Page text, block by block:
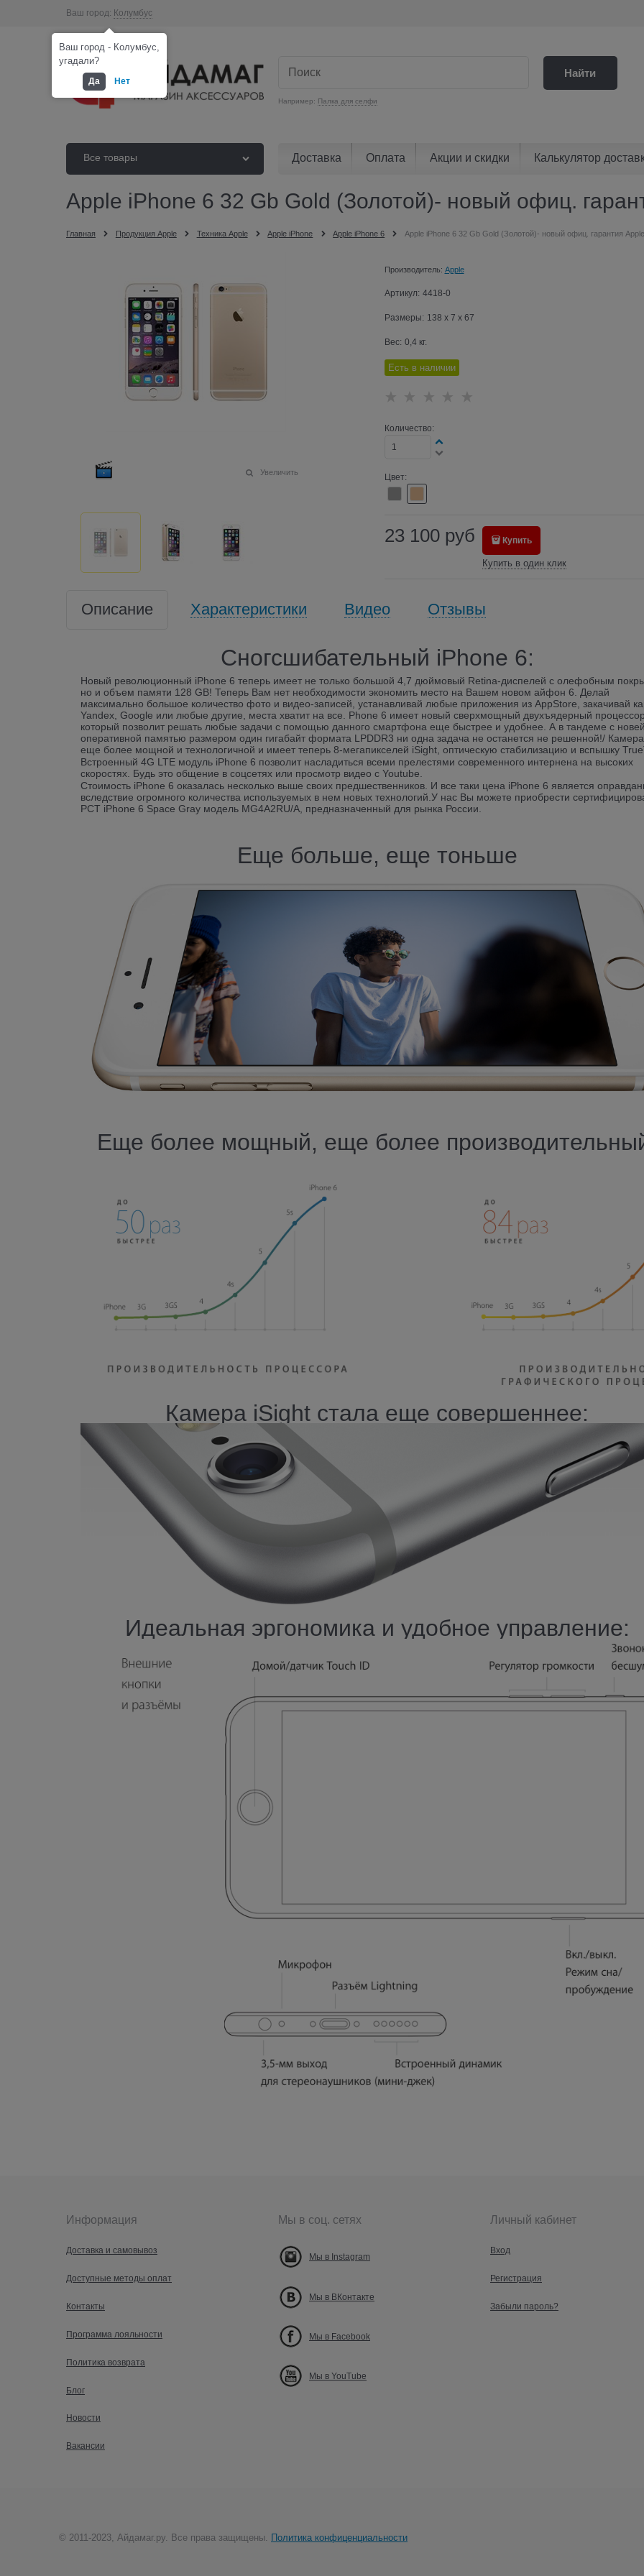
Ваш город: Колумбус
Например: Палка для селфи
Найти
Все товары Доставка Оплата Акции и скидки Калькулятор
Apple iPhone 6 32 Gb Gold (Золотой)- новый офиц.
Главная Продукция Apple Техника Apple Apple iPhone Apple iPhone 6 Apple iPhone 6 32 Gb Gold (Золотой)- новый офиц. гарантия Apple
Увеличить
Производитель: Apple
Артикул: 4418-0
Размеры: 138 x 7 x 67
Вес: 0,4кг.
Есть в наличии
Количество:
Цвет:
23 100 руб Купить
Купить в один клик
Описание Характеристики Видео Отзывы
Сногсшибательный iPhone 6:
Новый революционный iPhone 6 теперь имеет не только большой 4,7 дюймовый Retina-диспелей с олефобным
но и объем памяти 128 GB! Теперь Вам нет необходимости экономить место на Вашем новом айфон 6. Делай
максимально большое количество фото и видео-записей, устанавливай любые приложения из AppStore, закачивай
Yandex, Google или любые другие, места хватит на все. Phone 6 имеет новый сверхмощный двухъядерный
который позволит решать любые задачи с помощью данного смартфона еще быстрее и удобнее. А в тандеме с
оперативной памятью размером один гигабайт формата LPDDR3 ни одна задача не останется не решенной!/
еще более мощной и технологичной и имеет теперь 8-мегапикселей iSight, оптическую стабилизацию и вспышку
Встроенный 4G LTE модуль iPhone 6 позволит насладиться всеми прелестями современного интернена на высоких
скоростях. Будь это общение в соцсетях или просмотр видео с Youtube.
Стоимость iPhone 6 оказалась несколько выше своих предшественников. И все таки цена iPhone 6 является
вследствие огромного количества используемых в нем новых технологий.У нас Вы можете приобрести
РСТ iPhone 6 Space Gray модель MG4A2RU/A, предназначенный для рынка России.
Еще больше, еще тоньше
Еще более мощный, еще более
Камера iSight стала еще совершеннее:
Идеальная эргономика и удобное управление:
Информация
Доставка и самовывоз
Доступные методы оплат
Контакты
Программа лояльности
Политика возврата
Блог
Новости
Вакансии
Мы в соц. сетях
Мы в Instagram
Мы в ВКонтакте
Мы в Facebook
Мы в YouTube
Личный кабинет
Вход
Регистрация
Забыли пароль?
© 2011-2023, Айдамаг.ру. Все права защищены. Политика конфиценциальности
Ваш город - Колумбус,
угадали?
Да Нет